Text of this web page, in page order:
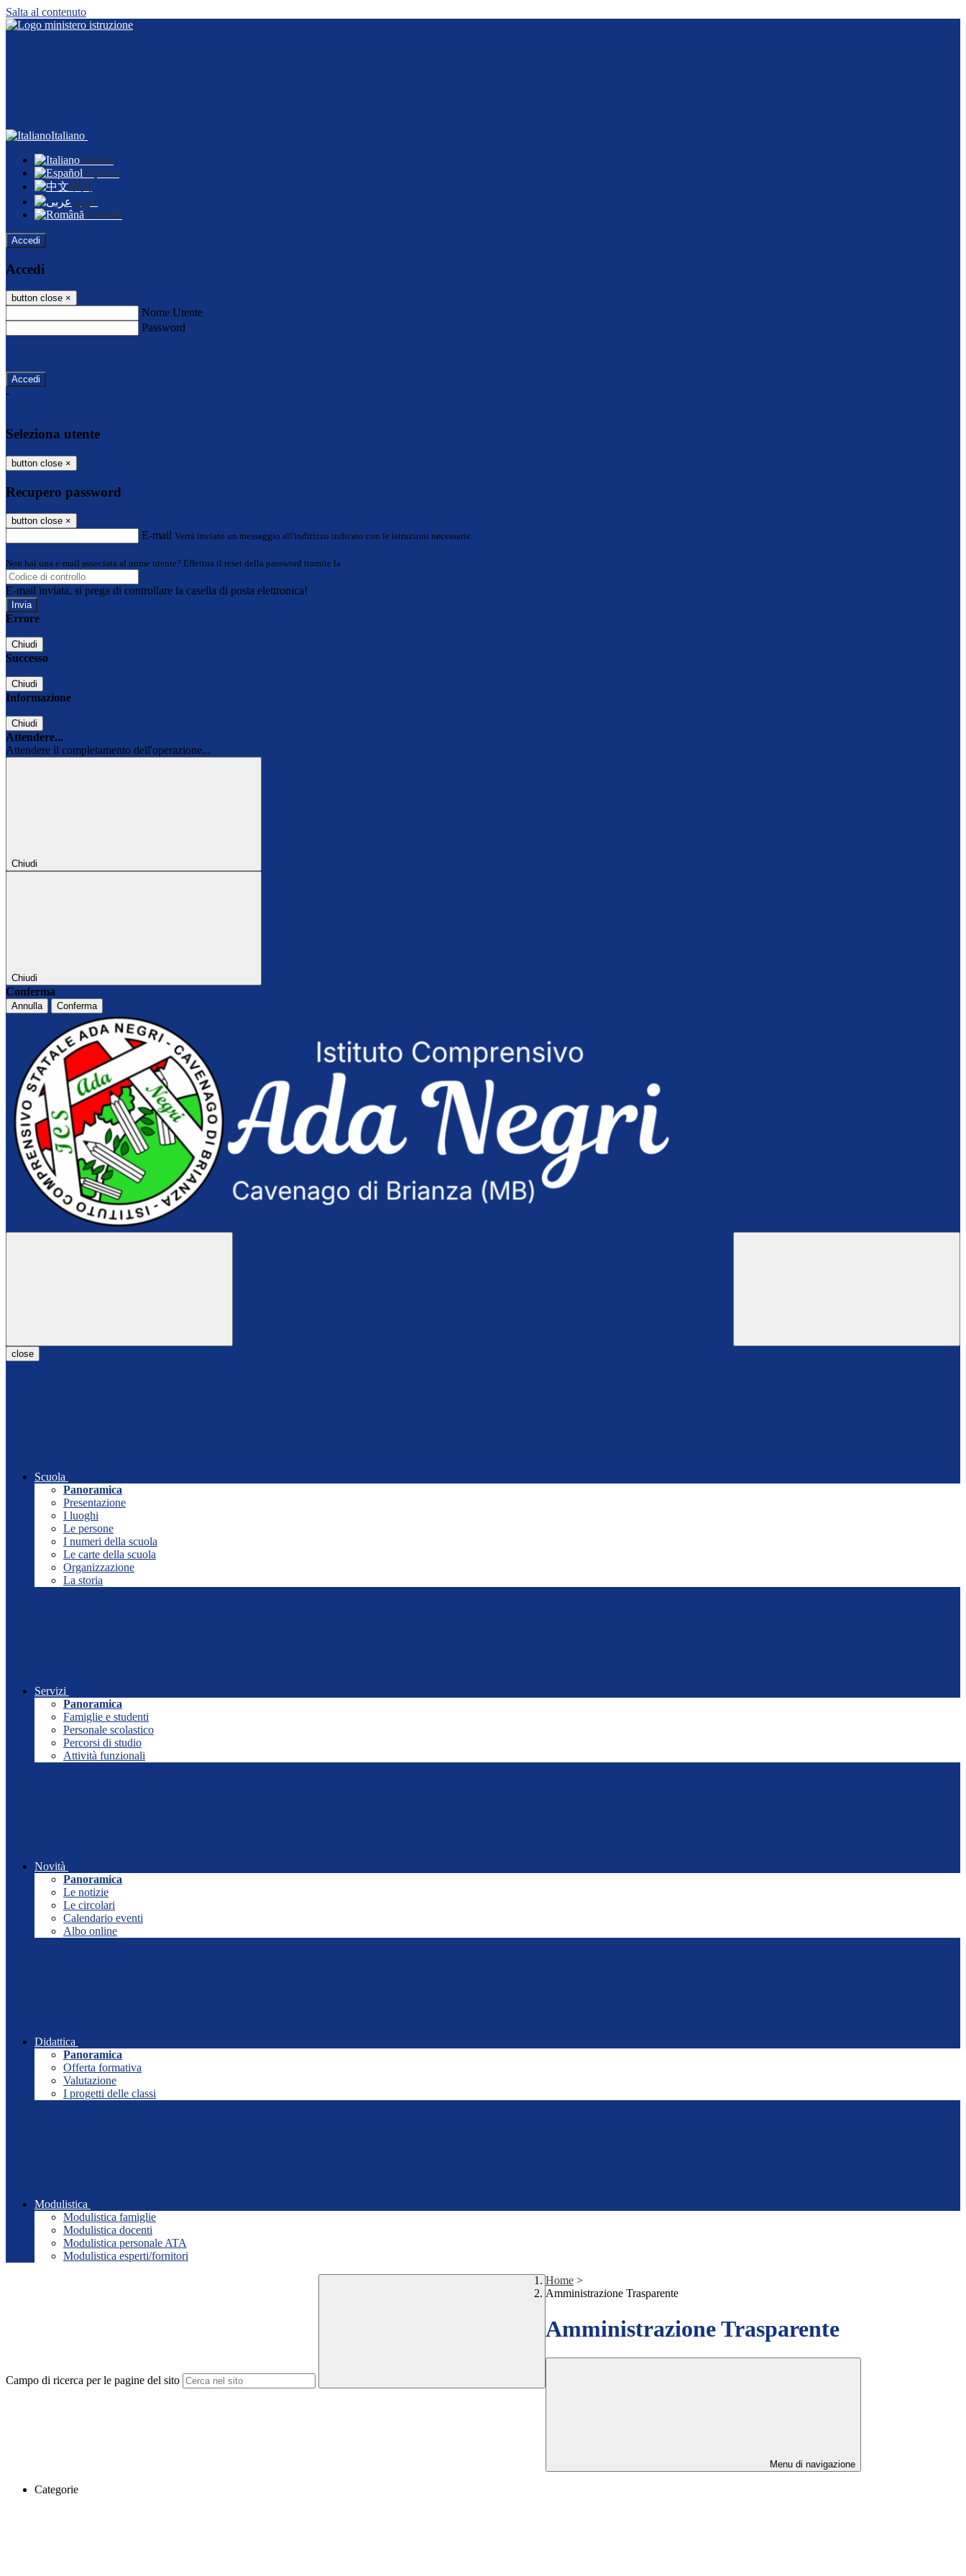
Salta al contenuto
Italiano
Italiano
Español
中文
عربى
Română
Accedi
Accedi
button close ×
Nome Utente
Password
-
Seleziona utente
button close ×
Recupero password
button close ×
E-mail Verrà inviato un messaggio all'indirizzo indicato con le istruzioni necessarie.
Non hai una e-mail associata al nome utente? Effettua il reset della password tramite la
E-mail inviata, si prega di controllare la casella di posta elettronica!
Errore
Chiudi
Successo
Chiudi
Informazione
Chiudi
Attendere...
Attendere il completamento dell'operazione...
Chiudi
Chiudi
Conferma
Annulla Conferma
close
Scuola
Panoramica
Presentazione
I luoghi
Le persone
I numeri della scuola
Le carte della scuola
Organizzazione
La storia
Servizi
Panoramica
Famiglie e studenti
Personale scolastico
Percorsi di studio
Attività funzionali
Novità
Panoramica
Le notizie
Le circolari
Calendario eventi
Albo online
Didattica
Panoramica
Offerta formativa
Valutazione
I progetti delle classi
Modulistica
Modulistica famiglie
Modulistica docenti
Modulistica personale ATA
Modulistica esperti/fornitori
Campo di ricerca per le pagine del sito
Home >
Amministrazione Trasparente
Amministrazione Trasparente
Menu di navigazione
Categorie